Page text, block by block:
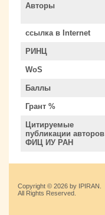
Авторы
ссылка в Internet
РИНЦ
WoS
Баллы
Грант %
Цитируемые
публикации авторов
ФИЦ ИУ РАН
Copyright © 2026 by IPIRAN.
All Rights Reserved.